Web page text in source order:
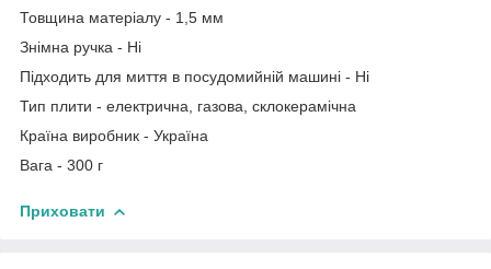
Товщина матеріалу - 1,5 мм
Знімна ручка - Ні
Підходить для миття в посудомийній машині - Ні
Тип плити - електрична, газова, склокерамічна
Країна виробник - Україна
Вага - 300 г
Приховати